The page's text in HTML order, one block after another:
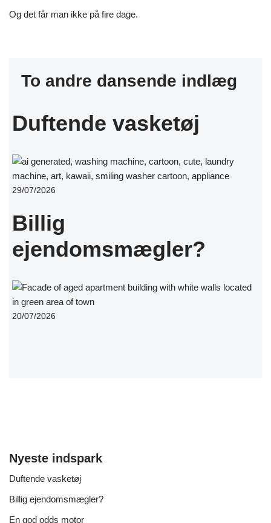
Og det får man ikke på fire dage.
To andre dansende indlæg
Duftende vasketøj
29/07/2026
Billig
ejendomsmægler?
20/07/2026
Nyeste indspark
Duftende vasketøj
Billig ejendomsmægler?
En god odds motor